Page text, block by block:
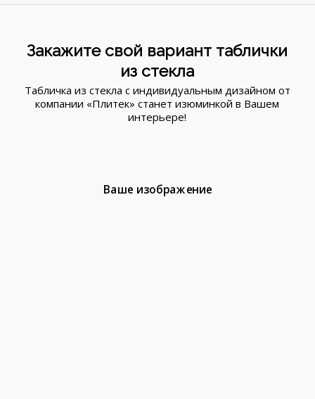
Закажите свой вариант таблички
из стекла
Табличка из стекла с индивидуальным дизайном от
компании «Плитек» станет изюминкой в Вашем
интерьере!
Ваше изображение